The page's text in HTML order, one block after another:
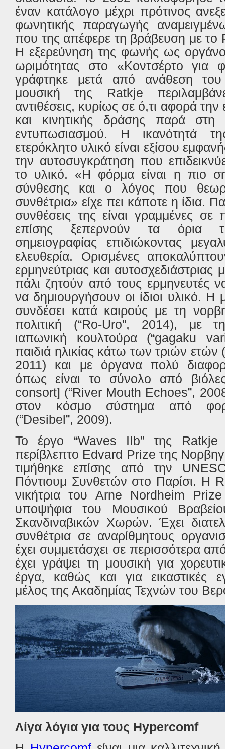
έναν κατάλογο μέχρι πρότινος
φωνητικής παραγωγής
που της απέφερε τη βράβευση με
Η εξερεύνηση της φωνής ως
ωριμότητας στο «Κοντσέρτο
γράφτηκε μετά από ανάθεση
μουσική της Ratkje
αντιθέσεις, κυρίως σε ό,τι αφορά την
και κινητικής δράσης παρά στη
εντυπωσιασμού. Η ικανότητά
ετερόκλητο υλικό είναι εξίσου
την αυτοσυγκράτηση που
το υλικό. «Η φόρμα είναι η πιο
σύνθεσης και ο λόγος που
συνθέτρια» είχε πει κάποτε η ίδια.
συνθέσεις της είναι γραμμένες σε
επίσης ξεπερνούν τα όρια
σημειογραφίας επιδιώκοντας
ελευθερία. Ορισμένες
ερμηνεύτριας και
πάλι ζητούν από τους ερμηνευτές
να δημιουργήσουν οι ίδιοι υλικό. Η
συνδέσει κατά καιρούς με τη
πολιτική (“Ro-Uro”, 2014), με
ιαπωνική κουλτούρα (“gagaku
παιδιά ηλικίας κάτω των τριών
2011) και με όργανα πολύ
όπως είναι το σύνολο από
consort] (“River Mouth Echoes”,
στον κόσμο σύστημα από
(“Desibel”, 2009).
Το έργο “Waves IIb” της Ratkje
περίβλεπτο Edvard Prize της
τιμήθηκε επίσης από την
Πόντιουμ Συνθετών στο Παρίσι. Η
νικήτρια του Arne Nordheim
υποψήφια του Μουσικού
Σκανδιναβικών Χωρών. Έχει
συνθέτρια σε αναρίθμητους
έχει συμμετάσχει σε περισσότερα
έχει γράψει τη μουσική για
έργα, καθώς και για εικαστικές
μέλος της Ακαδημίας Τεχνών του
Λίγα λόγια για τους Hypercomf